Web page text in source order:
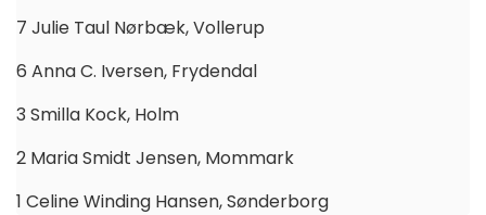
7 Julie Taul Nørbæk, Vollerup
6 Anna C. Iversen, Frydendal
3 Smilla Kock, Holm
2 Maria Smidt Jensen, Mommark
1 Celine Winding Hansen, Sønderborg